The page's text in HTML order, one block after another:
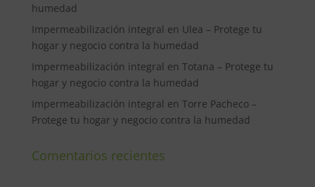
humedad
Impermeabilización integral en Ulea – Protege tu
hogar y negocio contra la humedad
Impermeabilización integral en Totana – Protege tu
hogar y negocio contra la humedad
Impermeabilización integral en Torre Pacheco –
Protege tu hogar y negocio contra la humedad
Comentarios recientes